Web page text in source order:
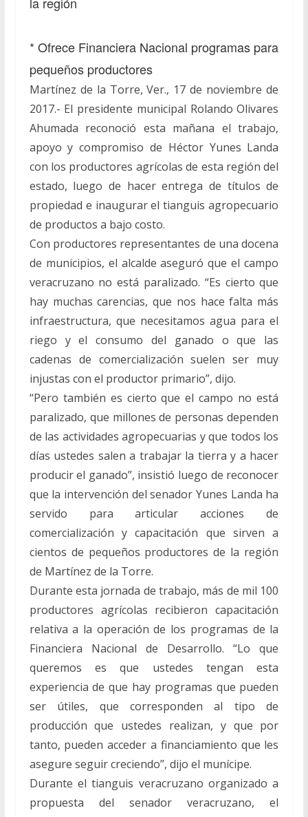
* Ofrece Financiera Nacional programas para
pequeños productores
Martínez de la Torre, Ver., 17 de noviembre de
2017.- El presidente municipal Rolando Olivares
Ahumada reconoció esta mañana el trabajo,
apoyo y compromiso de Héctor Yunes Landa
con los productores agrícolas de esta región del
estado, luego de hacer entrega de títulos de
propiedad e inaugurar el tianguis agropecuario
de productos a bajo costo.
Con productores representantes de una docena
de municipios, el alcalde aseguró que el campo
veracruzano no está paralizado. “Es cierto que
hay muchas carencias, que nos hace falta más
infraestructura, que necesitamos agua para el
riego y el consumo del ganado o que las
cadenas de comercialización suelen ser muy
injustas con el productor primario”, dijo.
“Pero también es cierto que el campo no está
paralizado, que millones de personas dependen
de las actividades agropecuarias y que todos los
días ustedes salen a trabajar la tierra y a hacer
producir el ganado”, insistió luego de reconocer
que la intervención del senador Yunes Landa ha
servido para articular acciones de
comercialización y capacitación que sirven a
cientos de pequeños productores de la región
de Martínez de la Torre.
Durante esta jornada de trabajo, más de mil 100
productores agrícolas recibieron capacitación
relativa a la operación de los programas de la
Financiera Nacional de Desarrollo. “Lo que
queremos es que ustedes tengan esta
experiencia de que hay programas que pueden
ser útiles, que corresponden al tipo de
producción que ustedes realizan, y que por
tanto, pueden acceder a financiamiento que les
asegure seguir creciendo”, dijo el munícipe.
Durante el tianguis veracruzano organizado a
propuesta del senador veracruzano, el